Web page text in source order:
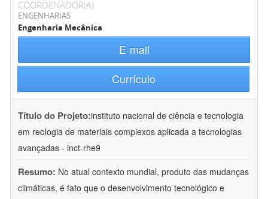
COORDENADOR(A)
ENGENHARIAS
Engenharia Mecânica
E-mail
Currículo
Título do Projeto:instituto nacional de ciência e tecnologia
em reologia de materiais complexos aplicada a tecnologias
avançadas - inct-rhe9
Resumo: No atual contexto mundial, produto das mudanças
climáticas, é fato que o desenvolvimento tecnológico e